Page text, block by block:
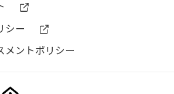
シー
メントポリシー